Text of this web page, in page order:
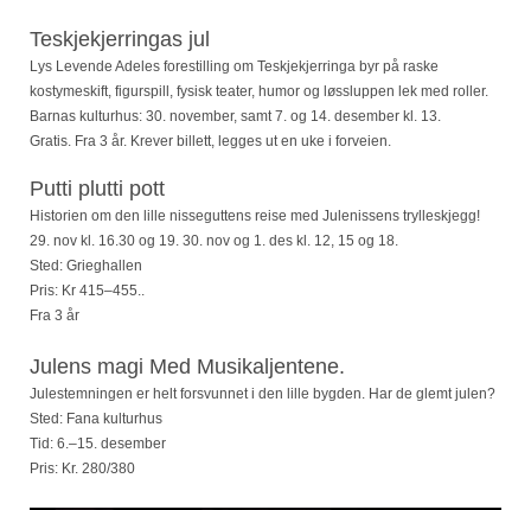
Teskjekjerringas jul
Lys Levende Adeles forestilling om Teskjekjerringa byr på raske
kostymeskift, figurspill, fysisk teater, humor og løssluppen lek med roller.
Barnas kulturhus: 30. november, samt 7. og 14. desember kl. 13.
Gratis. Fra 3 år. Krever billett, legges ut en uke i forveien.
Putti plutti pott
Historien om den lille nisseguttens reise med Julenissens trylleskjegg!
29. nov kl. 16.30 og 19. 30. nov og 1. des kl. 12, 15 og 18.
Sted: Grieghallen
Pris: Kr 415–455..
Fra 3 år
Julens magi Med Musikaljentene.
Julestemningen er helt forsvunnet i den lille bygden. Har de glemt julen?
Sted: Fana kulturhus
Tid: 6.–15. desember
Pris: Kr. 280/380